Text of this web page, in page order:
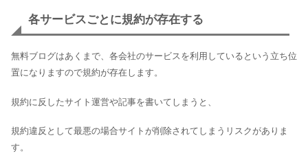
各サービスごとに規約が存在する
無料ブログはあくまで、各会社のサービスを利用しているという立ち位
置になりますので規約が存在します。
規約に反したサイト運営や記事を書いてしまうと、
規約違反として最悪の場合サイトが削除されてしまうリスクがありま
す。